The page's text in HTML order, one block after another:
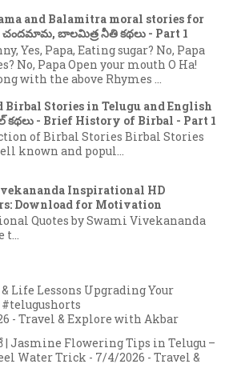
and Balamitra moral stories for
బాలమిత్ర నీతి కథలు - Part 1
Yes, Papa, Eating sugar? No, Papa
No, Papa Open your mouth O Ha!
with the above Rhymes ...
Birbal Stories in Telugu and English
కథలు - Brief History of Birbal - Part 1
of Birbal Stories Birbal Stories
known and popul...
Inspirational HD
Download for Motivation
Quotes by Swami Vivekananda
t...
Life Lessons Upgrading Your
#telugushorts
- Travel & Explore with Akbar
Jasmine Flowering Tips in Telugu –
Water Trick - 7/4/2026 - Travel &